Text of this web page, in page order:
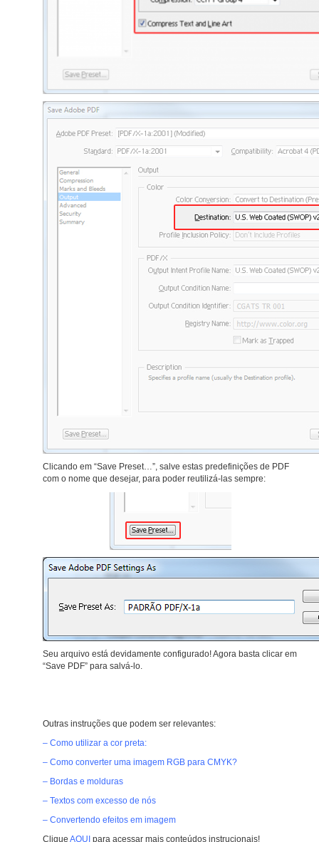
Clicando em “Save Preset…”, salve estas predefinições de PDF
com o nome que desejar, para poder reutilizá-las sempre:
Seu arquivo está devidamente configurado! Agora basta clicar em
“Save PDF” para salvá-lo.
Outras instruções que podem ser relevantes:
– Como utilizar a cor preta:
– Como converter uma imagem RGB para CMYK?
– Bordas e molduras
– Textos com excesso de nós
– Convertendo efeitos em imagem
Clique AQUI para acessar mais conteúdos instrucionais!